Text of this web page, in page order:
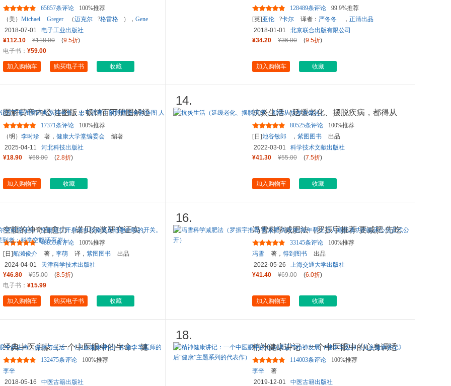
65857条评论
100%推荐
（美） Michael Greger （迈克尔 ?格雷格 ）， Gene
Stone
（吉恩 ?斯通 ）
2018-07-01
电子工业出版社
¥112.10
¥118.00 (9.5折)
电子书： ¥59.00
加入购物车 购买电子书 收藏
128489条评论
99.9%推荐
[英]亚伦 ?卡尔 译者： 严冬冬 ， 正清出品
2018-01-01
北京联合出版有限公司
¥34.20
¥36.00 (9.5折)
加入购物车 收藏
图解黄帝内经 挂图版：畅销百万册图解经
典系列全集，忠于原著！附...
17371条评论
100%推荐
（明） 李时珍 著， 健康大学堂编委会
编著
2025-04-11
河北科技出版社
¥18.90
¥68.00 (2.8折)
加入购物车 收藏
14.
抗炎生活（延缓老化、摆脱疾病，都得从
抗发炎做起）80525条评论
100%推荐
[日]池谷敏郎 ， 紫图图书
出品
2022-03-01
科学技术文献出版社
¥41.30
¥55.00 (7.5折)
加入购物车 收藏
空腹的神奇自愈力（诺贝尔奖研究证实，
空腹是打开身体自我修复及...
48855条评论
100%推荐
[日]船濑俊介 著， 李萌 译， 紫图图书
出品
2024-04-01
天津科学技术出版社
¥46.80
¥55.00 (8.5折)
电子书： ¥15.99
加入购物车 购买电子书 收藏
16.
冯雪科学减肥法（罗振宇推荐 要减肥 先吃
饱/每年帮上万人减肥成功...
33145条评论
100%推荐
冯雪
著， 得到图书
出品
2022-05-26
上海交通大学出版社
¥41.40
¥69.00 (6.0折)
加入购物车 收藏
经典中医启蒙（一个中医眼中的生命、健
康与生活，《儿童健康讲记...
132475条评论
100%推荐
李辛
2018-05-16
中医古籍出版社
18.
精神健康讲记：一个中医眼中的心身调适
与精神发展（继李辛医师《...
114003条评论
100%推荐
李辛
著
2019-12-01
中医古籍出版社